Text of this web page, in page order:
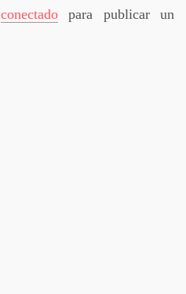
conectadopara publicar un